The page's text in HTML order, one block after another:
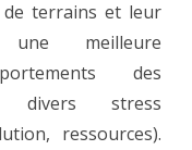
de terrains et leur
meilleure
des
divers stress
ressources).